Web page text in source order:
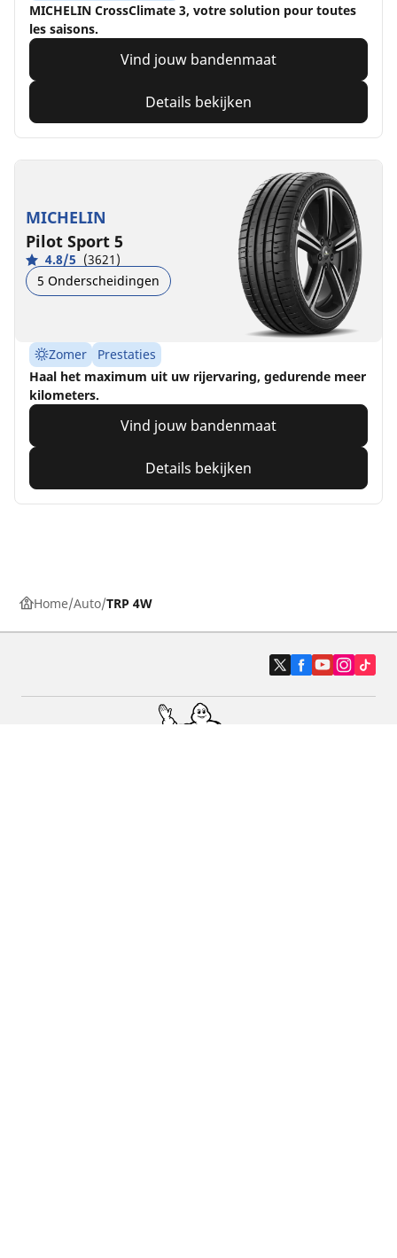
MICHELIN CrossClimate 3, votre solution pour toutes
les saisons.
Vind jouw bandenmaat
Details bekijken
MICHELIN
Pilot Sport 5
4.8/5 (3621)
5 Onderscheidingen
Zomer
Prestaties
Haal het maximum uit uw rijervaring, gedurende meer
kilometers.
Vind jouw bandenmaat
Details bekijken
Home Auto TRP 4W